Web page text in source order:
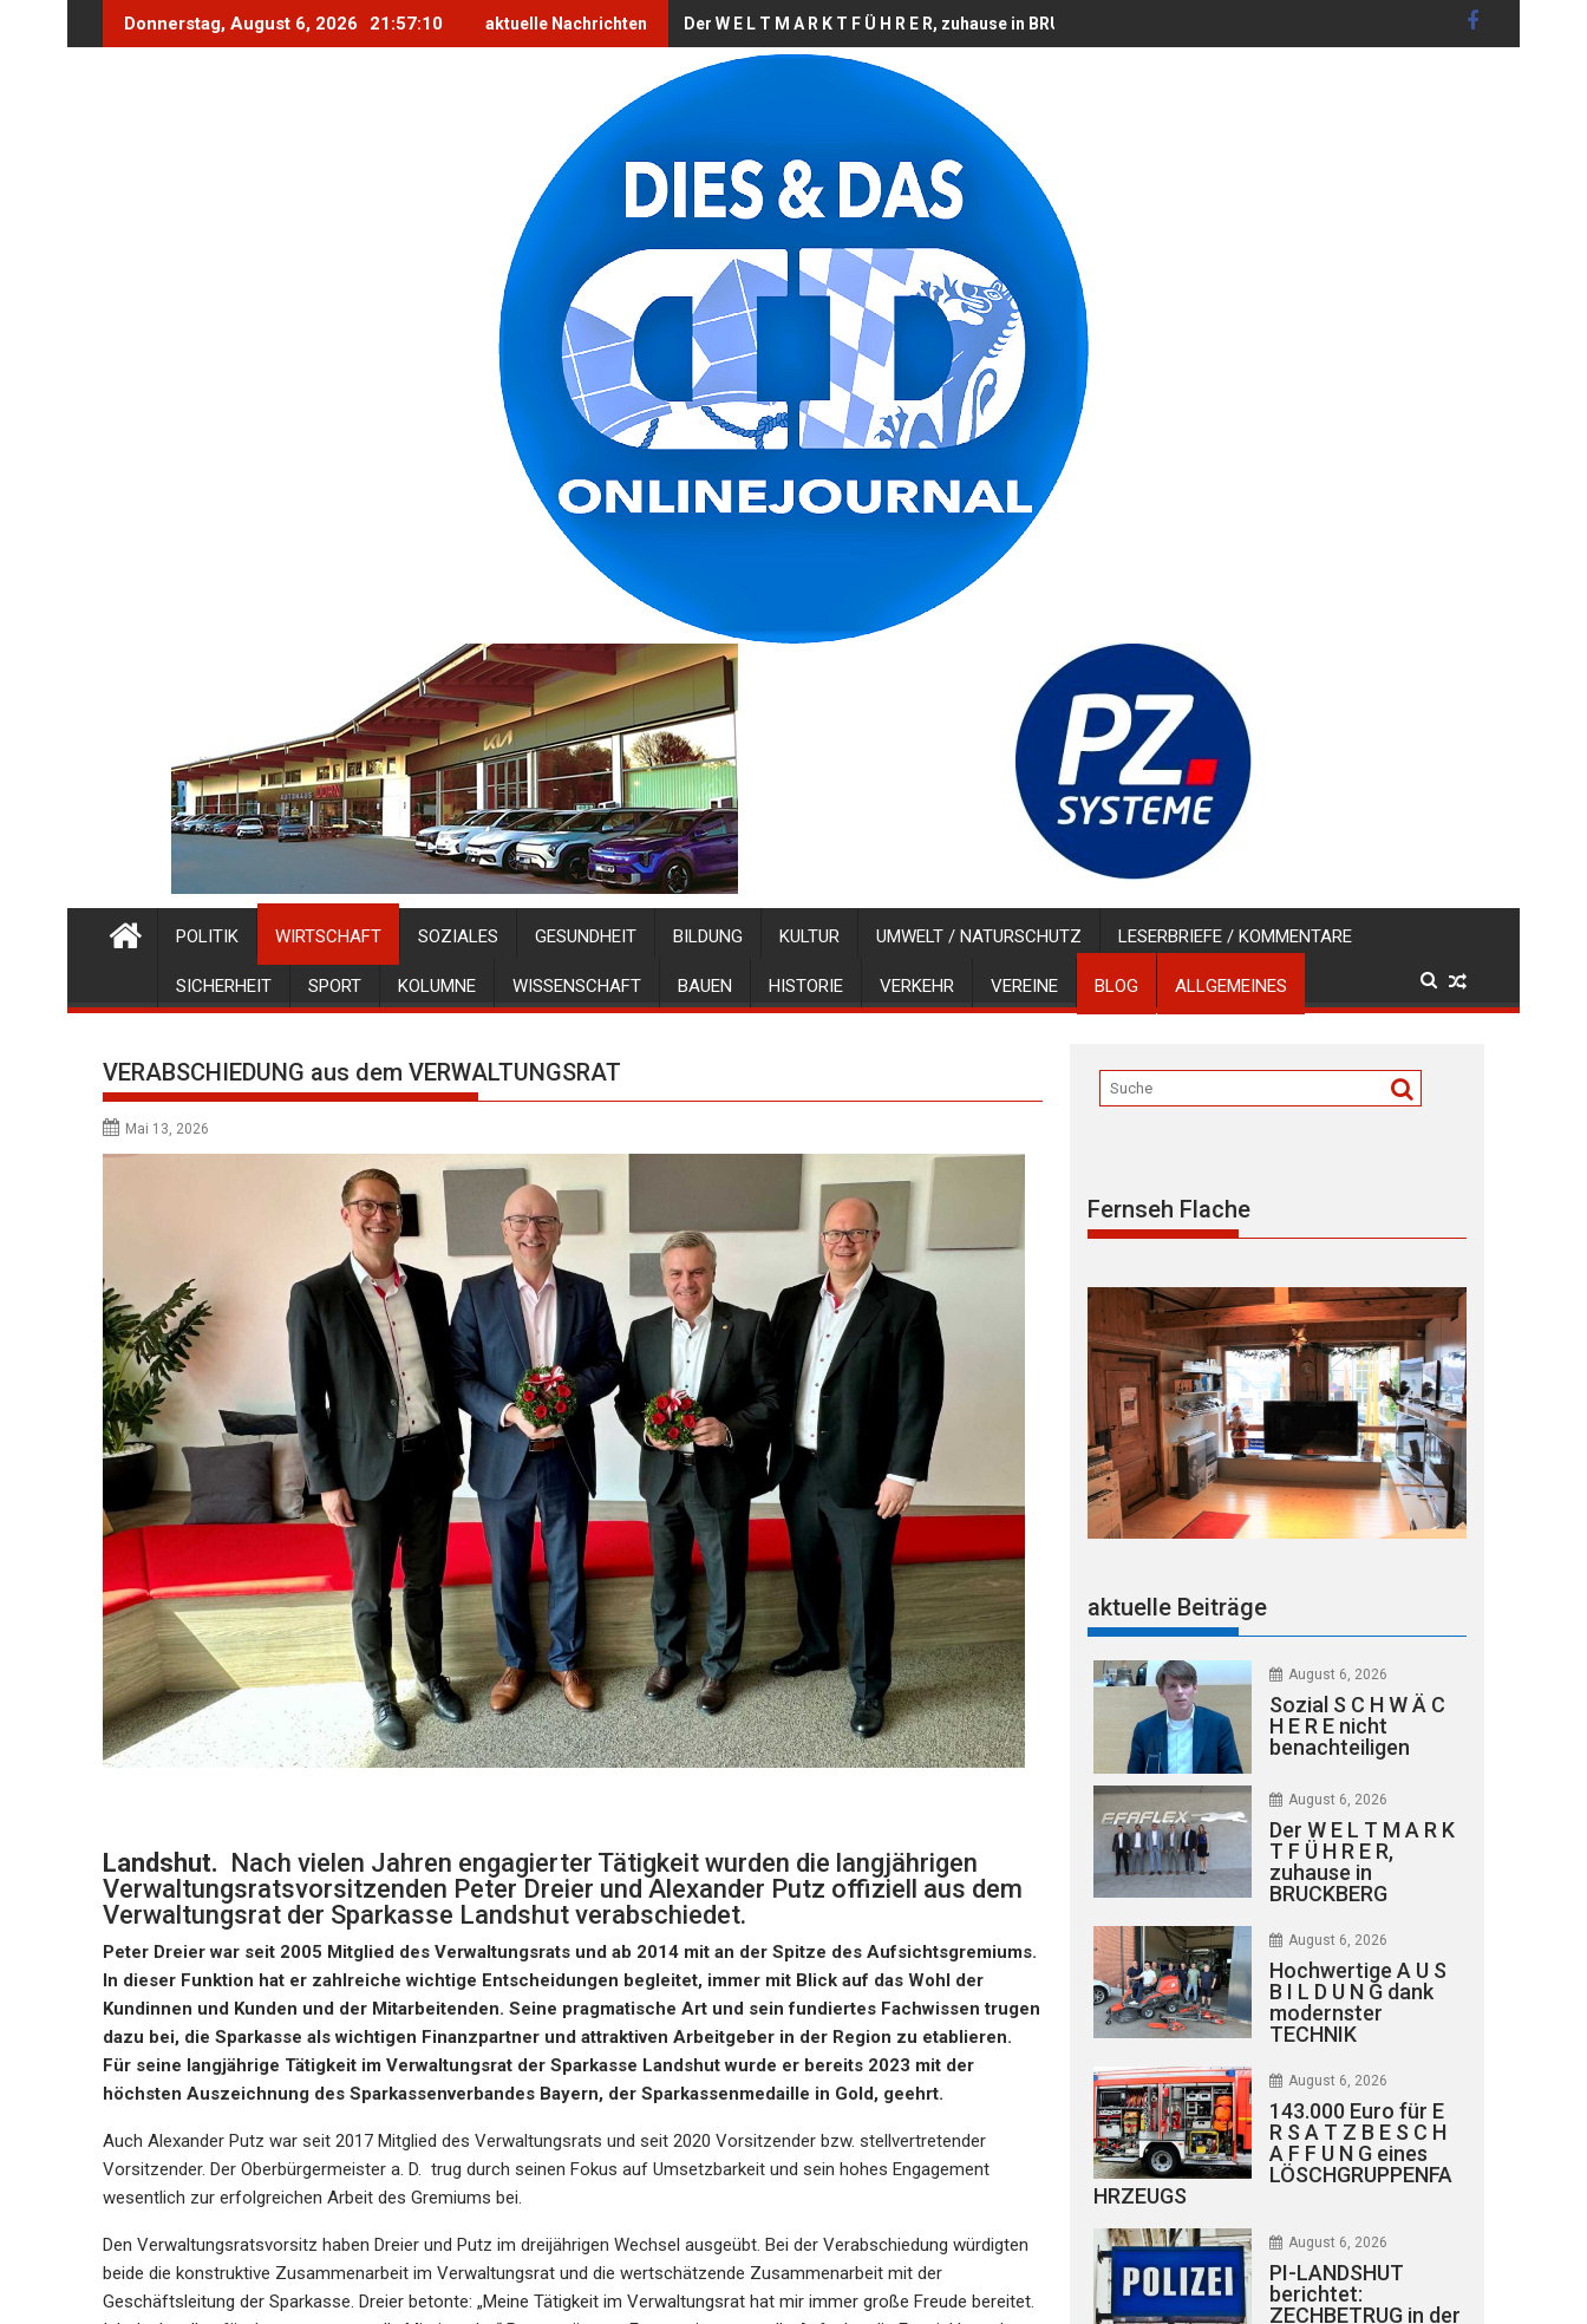
Donnerstag, August 6, 2026 21:57:12 aktuelle Nachrichten Der W E L T M A R K T F Ü H R E R, zuhause in BRUCKBERG
POLITIK WIRTSCHAFT SOZIALES GESUNDHEIT BILDUNG KULTUR UMWELT / NATURSCHUTZ LESERBRIEFE / KOMMENTARE
SICHERHEIT SPORT KOLUMNE WISSENSCHAFT BAUEN HISTORIE VERKEHR VEREINE BLOG ALLGEMEINES
VERABSCHIEDUNG aus dem VERWALTUNGSRAT
Mai 13, 2026
Landshut. Nach vielen Jahren engagierter Tätigkeit wurden die langjährigen
Verwaltungsratsvorsitzenden Peter Dreier und Alexander Putz offiziell aus dem
Verwaltungsrat der Sparkasse Landshut verabschiedet.
Peter Dreier war seit 2005 Mitglied des Verwaltungsrats und ab 2014 mit an der Spitze des Aufsichtsgremiums.
In dieser Funktion hat er zahlreiche wichtige Entscheidungen begleitet, immer mit Blick auf das Wohl der
Kundinnen und Kunden und der Mitarbeitenden. Seine pragmatische Art und sein fundiertes Fachwissen trugen
dazu bei, die Sparkasse als wichtigen Finanzpartner und attraktiven Arbeitgeber in der Region zu etablieren.
Für seine langjährige Tätigkeit im Verwaltungsrat der Sparkasse Landshut wurde er bereits 2023 mit der
höchsten Auszeichnung des Sparkassenverbandes Bayern, der Sparkassenmedaille in Gold, geehrt.
Auch Alexander Putz war seit 2017 Mitglied des Verwaltungsrats und seit 2020 Vorsitzender bzw. stellvertretender
Vorsitzender. Der Oberbürgermeister a. D. trug durch seinen Fokus auf Umsetzbarkeit und sein hohes Engagement
wesentlich zur erfolgreichen Arbeit des Gremiums bei.
Den Verwaltungsratsvorsitz haben Dreier und Putz im dreijährigen Wechsel ausgeübt. Bei der Verabschiedung würdigten
beide die konstruktive Zusammenarbeit im Verwaltungsrat und die wertschätzende Zusammenarbeit mit der
Geschäftsleitung der Sparkasse. Dreier betonte: „Meine Tätigkeit im Verwaltungsrat hat mir immer große Freude bereitet.
Fernseh Flache
aktuelle Beiträge
August 6, 2026
Sozial S C H W Ä C
H E R E nicht
benachteiligen
August 6, 2026
Der W E L T M A R K
T F Ü H R E R,
zuhause in
BRUCKBERG
August 6, 2026
Hochwertige A U S
B I L D U N G dank
modernster
TECHNIK
August 6, 2026
143.000 Euro für E
R S A T Z B E S C H
A F F U N G eines
LÖSCHGRUPPENFA
HRZEUGS
August 6, 2026
PI-LANDSHUT
berichtet:
ZECHBETRUG in der